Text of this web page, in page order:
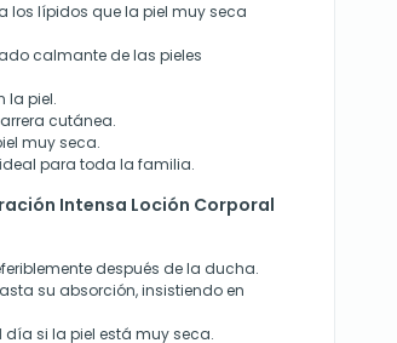
los lípidos que la piel muy seca
calmante de las pieles
la piel.
cutánea.
muy seca.
para toda la familia.
Intensa Loción Corporal
después de la ducha.
su absorción, insistiendo en
día si la piel está muy seca.